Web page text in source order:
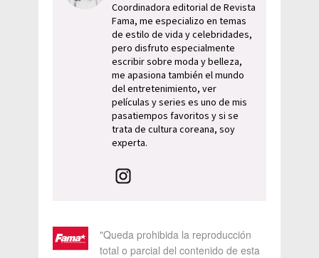
Coordinadora editorial de Revista
Fama, me especializo en temas
de estilo de vida y celebridades,
pero disfruto especialmente
escribir sobre moda y belleza,
me apasiona también el mundo
del entretenimiento, ver
películas y series es uno de mis
pasatiempos favoritos y si se
trata de cultura coreana, soy
experta.
"Queda prohibida la reproducción
total o parcial del contenido de esta